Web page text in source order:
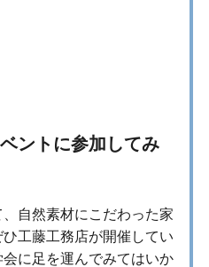
ントに参加してみ
自然素材にこだわった家
工藤工務店が開催してい
に足を運んでみてはいか